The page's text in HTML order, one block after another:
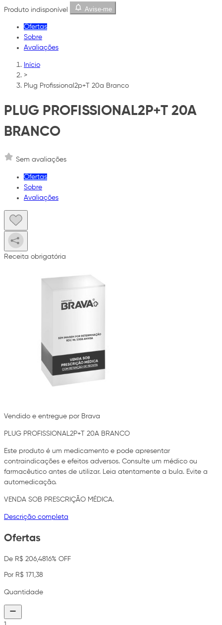
Produto indisponível
Avise-me
Ofertas
Sobre
Avaliações
Início
>
Plug Profissional2p+T 20a Branco
PLUG PROFISSIONAL2P+T 20A
BRANCO
Sem avaliações
Ofertas
Sobre
Avaliações
Receita obrigatória
Vendido e entregue por Brava
PLUG PROFISSIONAL2P+T 20A BRANCO
Este produto é um medicamento e pode apresentar
contraindicações e efeitos adversos. Consulte um médico ou
farmacêutico antes de utilizar. Leia atentamente a bula. Evite a
automedicação.
VENDA SOB PRESCRIÇÃO MÉDICA.
Descrição completa
Ofertas
De R$ 206,4816% OFF
Por R$ 171,38
Quantidade